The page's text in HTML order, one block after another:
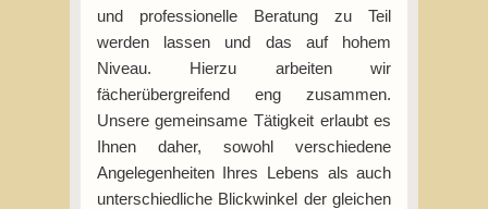
und professionelle Beratung zu Teil
werden lassen und das auf hohem
Niveau. Hierzu arbeiten wir
fächerübergreifend eng zusammen.
Unsere gemeinsame Tätigkeit erlaubt es
Ihnen daher, sowohl verschiedene
Angelegenheiten Ihres Lebens als auch
unterschiedliche Blickwinkel der gleichen